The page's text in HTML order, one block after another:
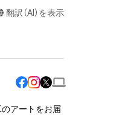
たはロゴ等を含
を取得し、又は
翻訳（AI）を表示
のアートをお届